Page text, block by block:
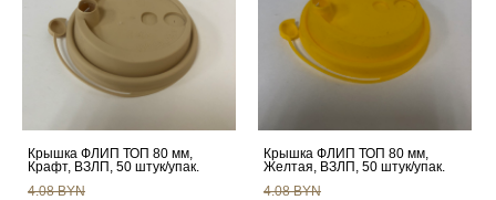
Крышка ФЛИП ТОП 80 мм,
Крафт, ВЗЛП, 50 штук/упак.
4.08 BYN
Крышка ФЛИП ТОП 80 мм,
Желтая, ВЗЛП, 50 штук/упак.
4.08 BYN